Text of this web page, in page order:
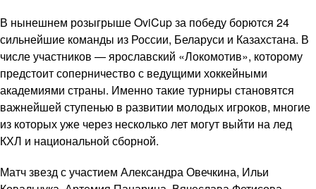
В нынешнем розыгрыше OviCup за победу борются 24
сильнейшие команды из России, Беларуси и Казахстана. В
числе участников — ярославский «Локомотив», которому
предстоит соперничество с ведущими хоккейными
академиями страны. Именно такие турниры становятся
важнейшей ступенью в развитии молодых игроков, многие
из которых уже через несколько лет могут выйти на лед
КХЛ и национальной сборной.
Матч звезд с участием Александра Овечкина, Ильи